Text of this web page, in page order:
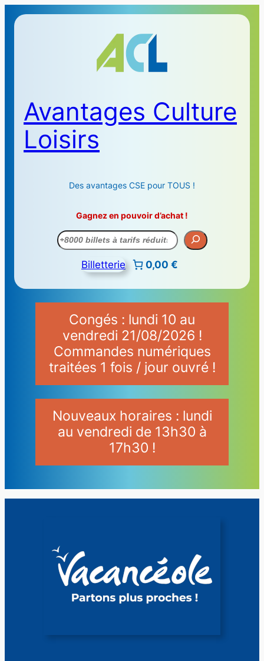
Aller
au
Avantages Culture
Loisirs
Des avantages CSE pour TOUS !
Gagnez en pouvoir d’achat !
Recherche
Billetterie 0,00 €
Congés : lundi 10 au
vendredi 21/08/2026 !
Commandes numériques
traitées 1 fois / jour ouvré !
Nouveaux horaires : lundi
au vendredi de 13h30 à
17h30 !